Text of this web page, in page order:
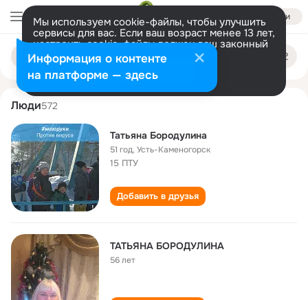
Войти
Мы используем cookie-файлы, чтобы улучшить
сервисы для вас. Если ваш возраст менее 13 лет,
настроить cookie-файлы должен ваш законный
представитель. Больше информации
Разрешить все Настроить
Поиск
людям
tatyana borodulina
Люди572
Татьяна Бородулина
51 год,Усть-Каменогорск
15 ПТУ
Добавить в друзья
ТАТЬЯНА БОРОДУЛИНА
56 лет
Информация о контенте
на платформе — здесь